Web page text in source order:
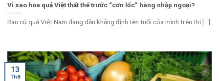
Vì sao hoa quả Việt thất thế trước “cơn lốc” hàng nhập ngoại?
Rau củ quả Việt Nam đang dần khẳng định tên tuổi của mình trên thị [...]
13
Th8